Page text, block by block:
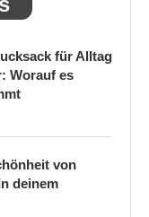
für Alltag
Worauf es
von
deinem